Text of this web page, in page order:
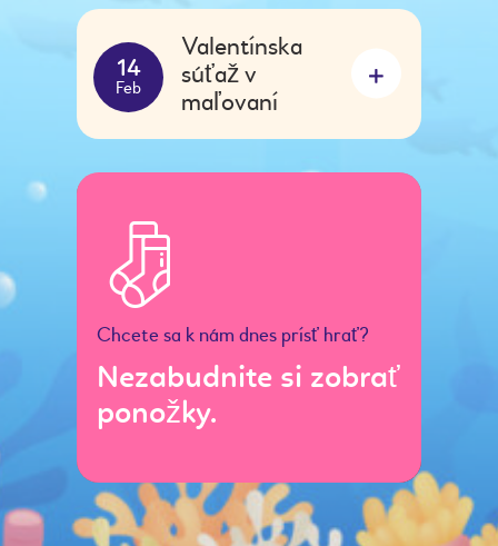
14
Feb
Valentínska
súťaž v
maľovaní
Chcete sa k nám dnes prísť hrať?
Nezabudnite si zobrať
ponožky.